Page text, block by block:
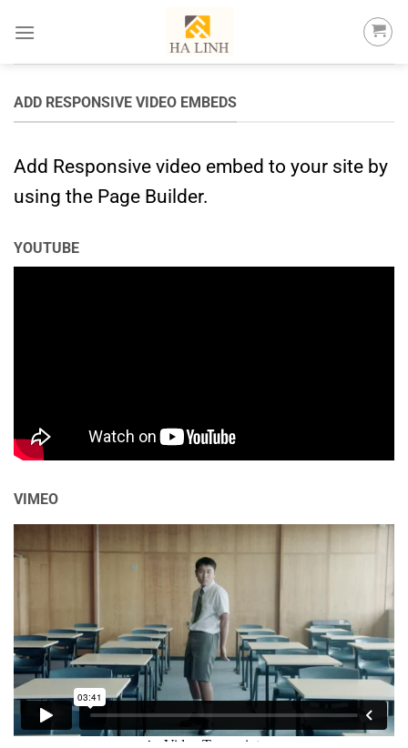
ADD RESPONSIVE VIDEO EMBEDS
Add Responsive video embed to your site by
using the Page Builder.
YOUTUBE
VIMEO